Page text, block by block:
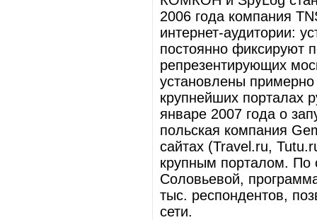
2006 года компания
интернет-аудитории:
постоянно фиксируют
репрезентирующих
установлены
крупнейших порталах
январе 2007 года о
польская компания
сайтах (Travel.ru,
крупным порталом. По
Соловьевой,
тыс. респондентов,
сети.